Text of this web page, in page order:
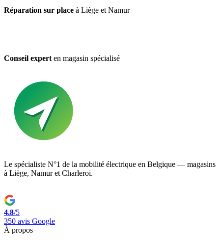
Réparation sur place à Liège et Namur
Conseil expert en magasin spécialisé
Le spécialiste N°1 de la mobilité électrique en Belgique — magasins
à Liège, Namur et Charleroi.
4.8/5
350 avis Google
À propos